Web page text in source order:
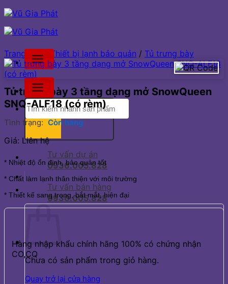
Bỏ
qua
nội
Tìm
kiếm:
Tư vấn dự án
0936.005.828
Tư vấn bán hàng
0936.005.828
Chưa có sản phẩm trong giỏ hàng.
Quay trở lại cửa hàng
Trang chủ Thiết bị lạnh bảo quản / Tủ trưng bày
Tủ trưng bày 3 tầng dạng mở SnowQueen
SNQ-ALF18 (có rèm)
Tình trạng: Còn hàng
Giá: Liên hệ
* Nhiệt độ ổn định, bảo quản tốt
* Chất làm lạnh thân thiện với môi trường
* Thiết kế sang trọng, bắt mắt, hiện đại
Hàng nhập khẩu chính hãng 100% có chứng nhận
CO,CQ